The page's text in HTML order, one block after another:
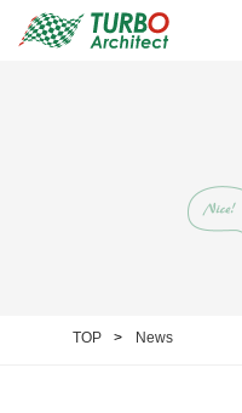
TOP News